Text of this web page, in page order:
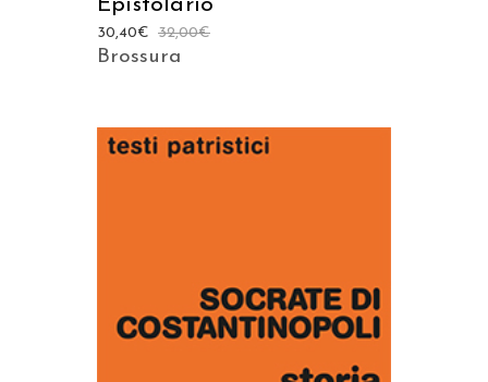
Epistolario
32,00€
30,40€
Brossura